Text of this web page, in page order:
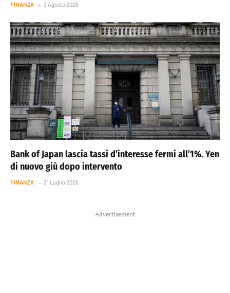
FINANZA 3 Agosto 2026
Bank of Japan lascia tassi d’interesse fermi all’1%. Yen
di nuovo giù dopo intervento
FINANZA 31 Luglio 2026
Advertisement